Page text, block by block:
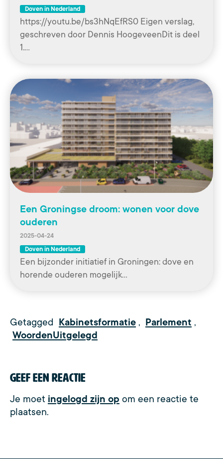
Doven in Nederland
https://youtu.be/bs3hNqEfRS0 Eigen verslag,
geschreven door Dennis HoogeveenDit is deel
1.…
Een Groningse droom: wonen voor dove
ouderen
2025-04-24
Doven in Nederland
Een bijzonder initiatief in Groningen: dove en
horende ouderen mogelijk…
Getagged Kabinetsformatie , Parlement ,
WoordenUitgelegd
Geef een reactie
Je moet ingelogd zijn op om een reactie te
plaatsen.